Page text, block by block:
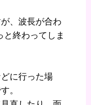
、波長が合わ
と終わってしま
に行った場
。